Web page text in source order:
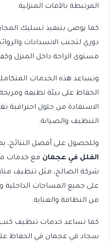
المرتبطة بالآفات المنزلية.
كما يوصى بتنفيذ تسليك
دوري لتجنب الانسدادات
مستوى الراحة داخل المنزل
وتساعد هذه الخدمات
الحفاظ على بيئة نظيفة
الاستفادة من حلول احترافية
التنظيف والصيانة.
وللحصول على أفضل النتائج،
الفلل في عجمان مع خدمات
شركة الصالح، مثل تنظيف
على جميع المساحات الداخلية
من النظافة والعناية.
كما تساعد خدمات تنظيف
سجاد في عجمان في الحفاظ